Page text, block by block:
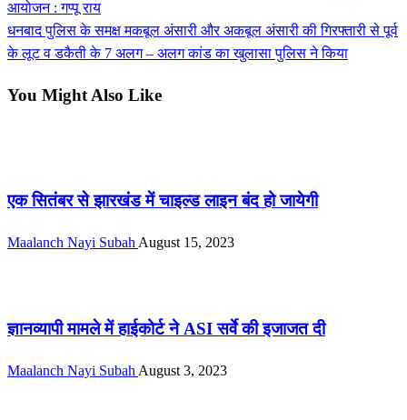
navigation
Post
आयोजन : गप्पू राय
Next
Post
धनबाद पुलिस के समक्ष मकबूल अंसारी और अकबूल अंसारी की गिरफ्तारी से पूर्व
के लूट व डकैती के 7 अलग – अलग कांड का खुलासा पुलिस ने किया
You Might Also Like
एक सितंबर से झारखंड में चाइल्ड लाइन बंद हो जायेगी
Maalanch Nayi Subah August 15, 2023
ज्ञानव्यापी मामले में हाईकोर्ट ने ASI सर्वे की इजाजत दी
Maalanch Nayi Subah August 3, 2023